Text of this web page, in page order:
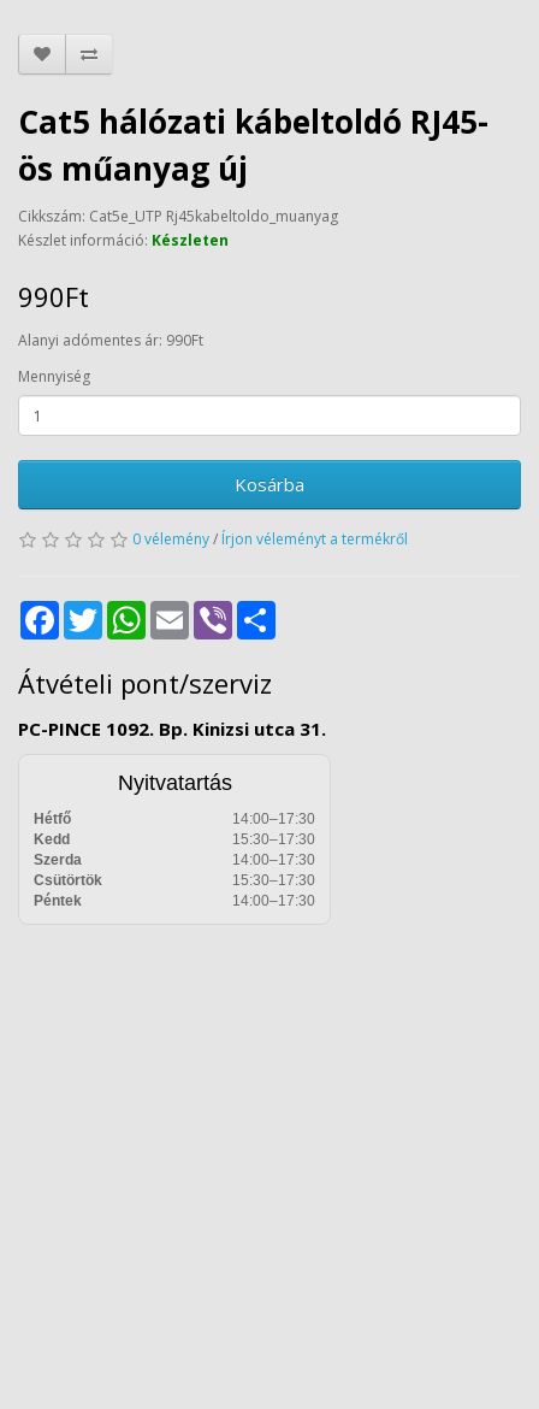
Cat5 hálózati kábeltoldó RJ45-
ös műanyag új
Cikkszám: Cat5e_UTP Rj45kabeltoldo_muanyag
Készlet információ: Készleten
990Ft
Alanyi adómentes ár: 990Ft
Mennyiség
Kosárba
0 vélemény/ Írjon véleményt a termékről
FacebookTwitter WhatsApp
Email Viber
Átvételi pont/szerviz
PC-PINCE 1092. Bp. Kinizsi utca 31.
Nyitvatartás
Hétfő
14:00–17:30
Kedd
15:30–17:30
Szerda
14:00–17:30
Csütörtök
15:30–17:30
Péntek
14:00–17:30